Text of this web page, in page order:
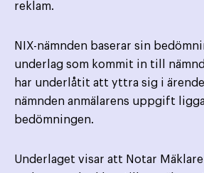
reklam.
NIX-nämnden baserar sin
underlag som kommit in till
har underlåtit att yttra sig i
nämnden anmälarens uppgift
bedömningen.
Underlaget visar att Notar